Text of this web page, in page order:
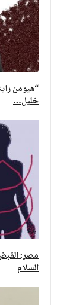
“هيومن
خليل…
مصر:
السلام